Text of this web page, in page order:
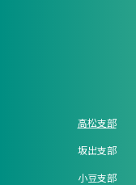
高松支部
坂出支部
小豆支部